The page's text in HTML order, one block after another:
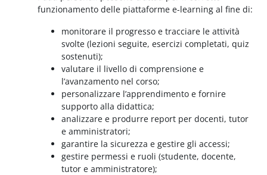
funzionamento delle piattaforme e-learning al fine di:
monitorare il progresso e tracciare le attività
svolte (lezioni seguite, esercizi completati, quiz
sostenuti);
valutare il livello di comprensione e
l’avanzamento nel corso;
personalizzare l’apprendimento e fornire
supporto alla didattica;
analizzare e produrre report per docenti, tutor
e amministratori;
garantire la sicurezza e gestire gli accessi;
gestire permessi e ruoli (studente, docente,
tutor e amministratore);